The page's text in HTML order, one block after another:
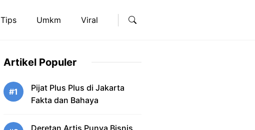
Tips Umkm Viral
Artikel Populer
#1
Pijat Plus Plus di Jakarta
Fakta dan Bahaya
Deretan Artis Punya Bisnis